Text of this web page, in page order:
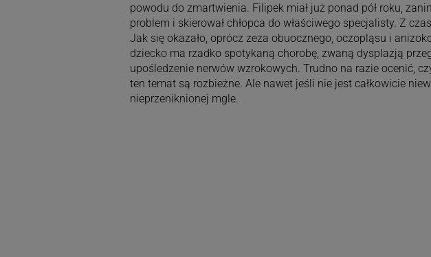
powodu do zmartwienia. Filipek miał już ponad pół roku,
problem i skierował chłopca do właściwego specjalisty. Z
Jak się okazało, oprócz zeza obuocznego, oczopląsu i
dziecko ma rzadko spotykaną chorobę, zwaną dysplazją
upośledzenie nerwów wzrokowych. Trudno na razie ocenić,
ten temat są rozbieżne. Ale nawet jeśli nie jest całkowicie
nieprzeniknionej mgle.